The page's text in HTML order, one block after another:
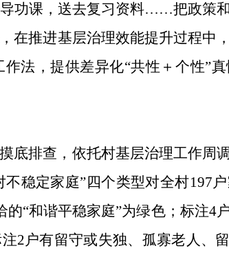
功课，送去复习资料……把政策
在推进基层治理效能提升过程中
法，提供差异化“共性＋个性”
底排查，依托村基层治理工作周
稳定家庭”四个类型对全村197
“和谐平稳家庭”为绿色；标注4
2户有留守或失独、孤寡老人、